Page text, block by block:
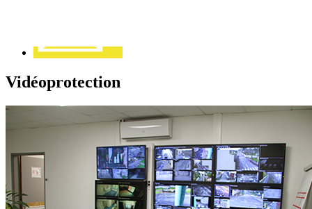
Vidéoprotection